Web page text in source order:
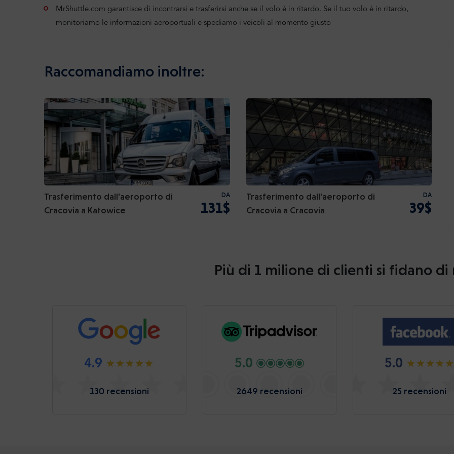
MrShuttle.com garantisce di incontrarsi e trasferirsi anche se il volo è in ritardo. Se il tuo volo è in ritardo,
monitoriamo le informazioni aeroportuali e spediamo i veicoli al momento giusto
Raccomandiamo inoltre:
Trasferimento dall'aeroporto di
Cracovia a Katowice
DA
131$
Trasferimento dall'aeroporto di
Cracovia a Cracovia
DA
39$
Più di 1 milione di clienti si fidano di
4.9
130 recensioni
5.0
2649 recensioni
5.0
25 recensioni